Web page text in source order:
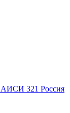
321 Россия